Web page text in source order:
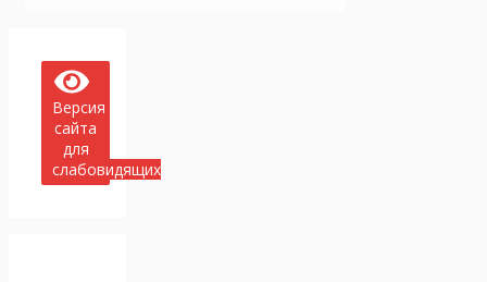
Версия
сайта
для
слабовидящих